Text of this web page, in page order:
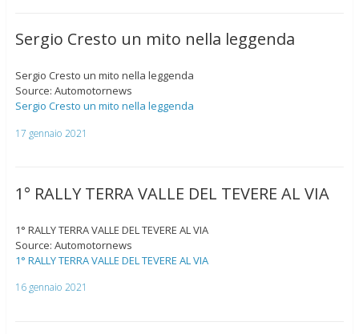
Sergio Cresto un mito nella leggenda
Sergio Cresto un mito nella leggenda
Source: Automotornews
Sergio Cresto un mito nella leggenda
17 gennaio 2021
1° RALLY TERRA VALLE DEL TEVERE AL VIA
1° RALLY TERRA VALLE DEL TEVERE AL VIA
Source: Automotornews
1° RALLY TERRA VALLE DEL TEVERE AL VIA
16 gennaio 2021